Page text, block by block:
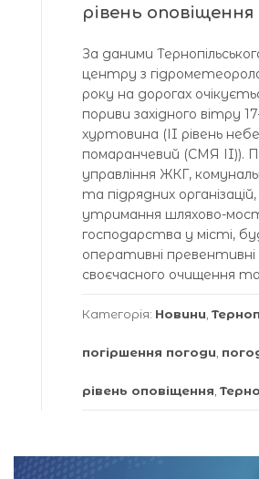
рівень оповіщення
За даними
центру з
року на дорогах
пориви західного вітру
хуртовина (ІI рівень
помаранчевий (СМЯ ІI)).
управління ЖКГ,
та підрядних
утримання шляхово-
господарства у місті,
оперативні превентивні
своєчасного очищення
Категорія: Новини
погіршення погоди
рівень оповіщення